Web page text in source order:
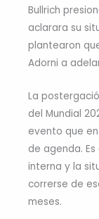
Bullrich
aclarara su
plantearon
Adorni a
La
del Mundial
evento que
de agenda.
interna y la
correrse de
meses.